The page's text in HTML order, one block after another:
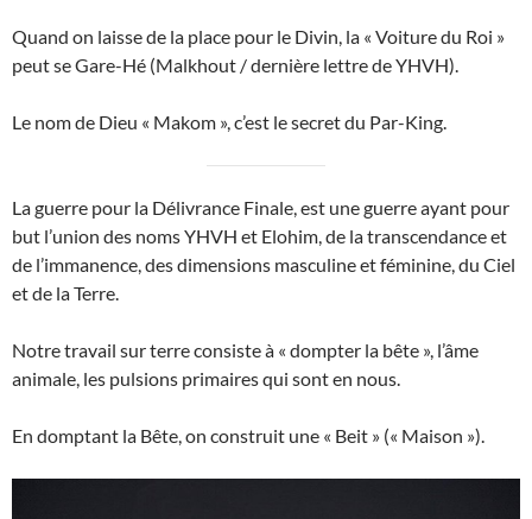
Quand on laisse de la place pour le Divin, la « Voiture du Roi »
peut se Gare-Hé (Malkhout / dernière lettre de YHVH).
Le nom de Dieu « Makom », c’est le secret du Par-King.
La guerre pour la Délivrance Finale, est une guerre ayant pour
but l’union des noms YHVH et Elohim, de la transcendance et
de l’immanence, des dimensions masculine et féminine, du Ciel
et de la Terre.
Notre travail sur terre consiste à « dompter la bête », l’âme
animale, les pulsions primaires qui sont en nous.
En domptant la Bête, on construit une « Beit » (« Maison »).